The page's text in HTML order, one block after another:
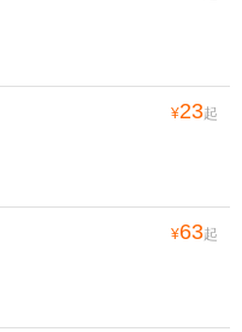
¥23起
¥63起